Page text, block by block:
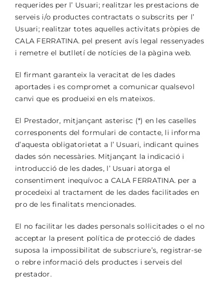
requerides per l’ Usuari; realitzar les prestacions de
serveis i/o productes contractats o subscrits per l’
Usuari; realitzar totes aquelles activitats pròpies de
CALA FERRATINA. pel present avís legal ressenyades
i remetre el butlletí de notícies de la pàgina web.
El firmant garanteix la veracitat de les dades
aportades i es compromet a comunicar qualsevol
canvi que es produeixi en els mateixos.
El Prestador, mitjançant asterisc (*) en les caselles
corresponents del formulari de contacte, li informa
d’aquesta obligatorietat a l’ Usuari, indicant quines
dades són necessàries. Mitjançant la indicació i
introducció de les dades, l’ Usuari atorga el
consentiment inequívoc a CALA FERRATINA. per a
procedeixi al tractament de les dades facilitades en
pro de les finalitats mencionades.
El no facilitar les dades personals sol·licitades o el no
acceptar la present política de protecció de dades
suposa la impossibilitat de subscriure’s, registrar-se
o rebre informació dels productes i serveis del
prestador.